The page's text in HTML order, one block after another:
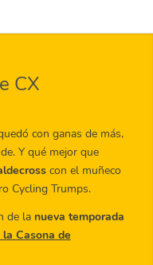
CX
con ganas de más,
Y qué mejor que
con el muñeco
Cycling Trumps.
de la nueva temporada
la Casona de